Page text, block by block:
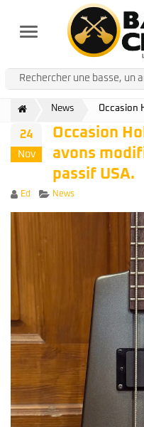
Menu
News Occasion
24
Nov
Occasion
avons
passif USA.
Author
Ed Categories
News